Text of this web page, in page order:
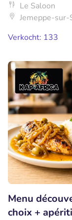
Le Saloon
Jemeppe-sur-
Verkocht: 133
Menu
choix +